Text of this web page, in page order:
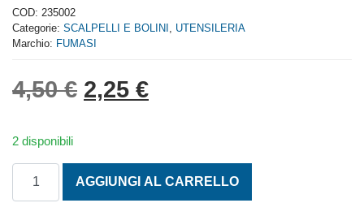
out
of
5
COD: 235002
Categorie: SCALPELLI E BOLINI
UTENSILERIA
Marchio: FUMASI
4,50€ Il prezzo originale era:
2,25 €Il prezzo attuale è:
2 disponibili
AGGIUNGI AL CARRELLO